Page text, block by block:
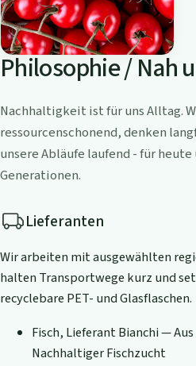
Philosophie / Nah
Nachhaltigkeit ist für uns Alltag.
ressourcenschonend, denken
unsere Abläufe laufend - für
Generationen.
Lieferanten
Wir arbeiten mit ausgewählten
halten Transportwege kurz und
recyclebare PET- und Glasflaschen.
Fisch, Lieferant Bianchi —
Nachhaltiger Fischzucht